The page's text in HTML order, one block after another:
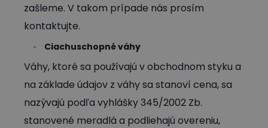
zašleme. V takom prípade nás prosím
kontaktujte.
Ciachuschopné váhy
Váhy, ktoré sa používajú v obchodnom styku a
na základe údajov z váhy sa stanoví cena, sa
nazývajú podľa vyhlášky 345/2002 Zb.
stanovené meradlá a podliehajú overeniu,